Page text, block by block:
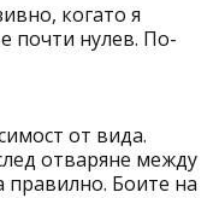
когато я
почти нулев. По-
от вида.
отваряне между
правилно. Боите на